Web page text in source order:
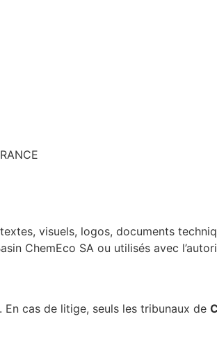
visuels, logos, documents
ChemEco SA ou utilisés avec
cas de litige, seuls les tribunaux de